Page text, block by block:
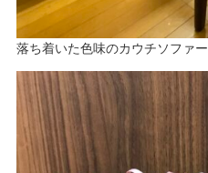
落ち着いた色味のカウチソファー